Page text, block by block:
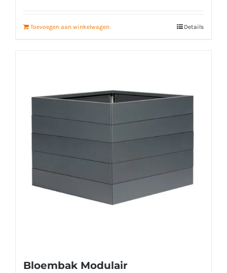
Toevoegen aan winkelwagen Details
Bloembak Modulair